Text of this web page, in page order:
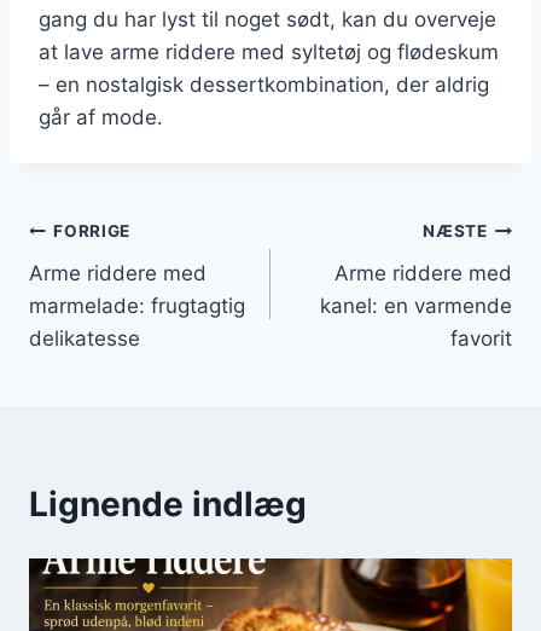
gang du har lyst til noget sødt, kan du overveje
at lave arme riddere med syltetøj og flødeskum
– en nostalgisk dessertkombination, der aldrig
går af mode.
Indlægsnavigation
FORRIGE
Arme riddere med
marmelade: frugtagtig
delikatesse
NÆSTE
Arme riddere med
kanel: en varmende
favorit
Lignende indlæg